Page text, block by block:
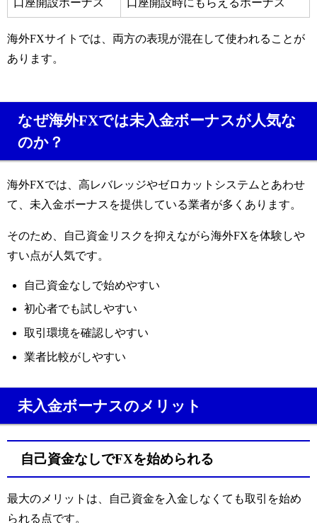
口座開設ボーナス 口座開設時にもらえるボーナス
海外FXサイトでは、両方の表現が混在して使われることが
あります。
なぜ海外FXでは未入金ボーナスが人気な
のか？
海外FXでは、高レバレッジやゼロカットシステムとあわせ
て、未入金ボーナスを提供している業者が多くあります。
そのため、自己資金リスクを抑えながら海外FXを体験しや
すい点が人気です。
自己資金なしで始めやすい
初心者でも試しやすい
取引環境を確認しやすい
業者比較がしやすい
未入金ボーナスのメリット
自己資金なしでFXを始められる
最大のメリットは、自己資金を入金しなくても取引を始め
られる点です。